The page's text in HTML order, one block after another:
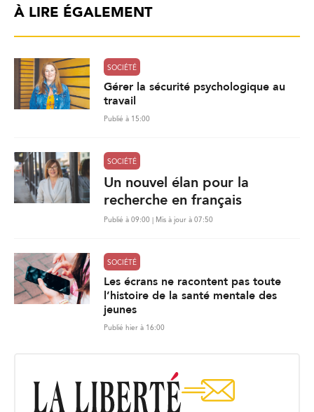
À LIRE ÉGALEMENT
SOCIÉTÉ
Gérer la sécurité psychologique au
travail
Publié à 15:00
SOCIÉTÉ
Un nouvel élan pour la
recherche en français
Publié à 09:00 | Mis à jour à 07:50
SOCIÉTÉ
Les écrans ne racontent pas toute
l’histoire de la santé mentale des
jeunes
Publié hier à 16:00